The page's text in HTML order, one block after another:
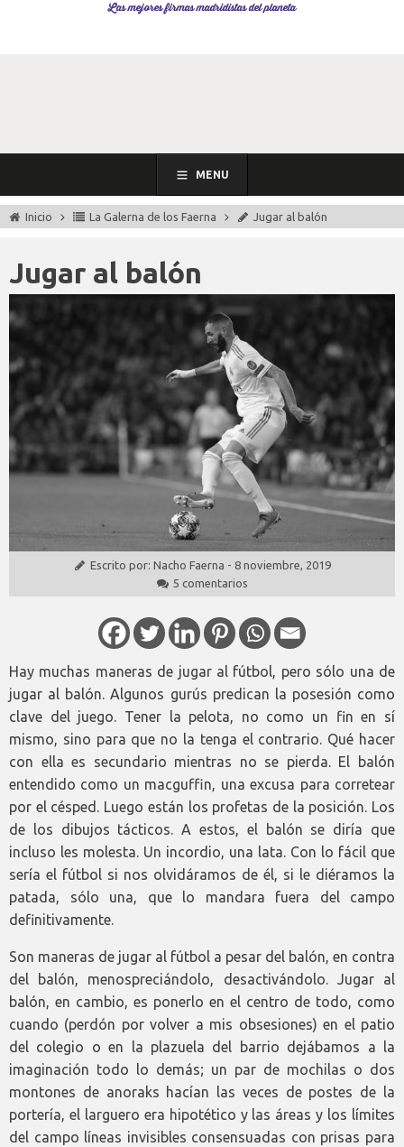
Las mejores firmas madridistas del planeta
MENU
Inicio La Galerna de los Faerna Jugar al balón
Jugar al balón
Escrito por: Nacho Faerna - 8 noviembre, 2019
5 comentarios
Hay muchas maneras de jugar al fútbol, pero sólo una de
jugar al balón. Algunos gurús predican la posesión como
clave del juego. Tener la pelota, no como un fin en sí
mismo, sino para que no la tenga el contrario. Qué hacer
con ella es secundario mientras no se pierda. El balón
entendido como un macguffin, una excusa para corretear
por el césped. Luego están los profetas de la posición. Los
de los dibujos tácticos. A estos, el balón se diría que
incluso les molesta. Un incordio, una lata. Con lo fácil que
sería el fútbol si nos olvidáramos de él, si le diéramos la
patada, sólo una, que lo mandara fuera del campo
definitivamente.
Son maneras de jugar al fútbol a pesar del balón, en contra
del balón, menospreciándolo, desactivándolo. Jugar al
balón, en cambio, es ponerlo en el centro de todo, como
cuando (perdón por volver a mis obsesiones) en el patio
del colegio o en la plazuela del barrio dejábamos a la
imaginación todo lo demás; un par de mochilas o dos
montones de anoraks hacían las veces de postes de la
portería, el larguero era hipotético y las áreas y los límites
del campo líneas invisibles consensuadas con prisas para